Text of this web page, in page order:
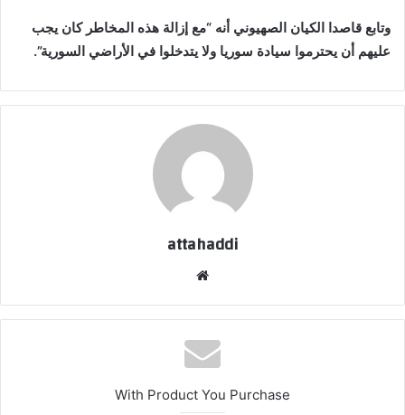
وتابع قاصدا الكيان الصهيوني أنه “مع إزالة هذه المخاطر كان يجب
عليهم أن يحترموا سيادة سوريا ولا يتدخلوا في الأراضي السورية”.
attahaddi
With Product You Purchase